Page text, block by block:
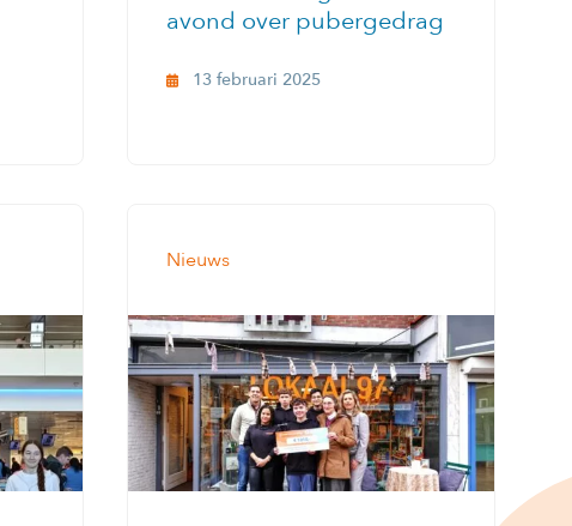
avond over pubergedrag
13 februari 2025
Nieuws